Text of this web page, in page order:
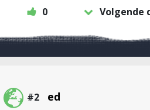
0 Volgende
#2 ed